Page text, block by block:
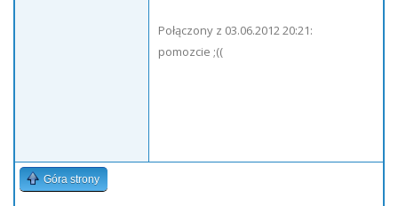
Połączony z 03.06.2012 20:21:
pomozcie ;((
Góra strony